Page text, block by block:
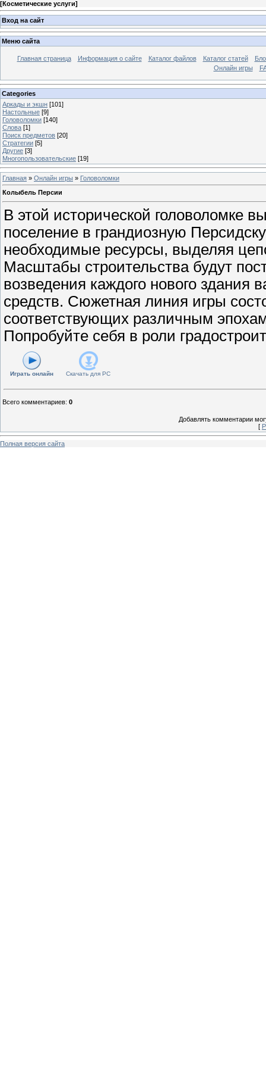
[Косметические услуги]
Вход на сайт
Меню сайта
Главная страница Информация о сайте Каталог файлов Каталог статей
Онлайн игры
Categories
Аркады и экшн [101]
Настольные [9]
Головоломки [140]
Слова [1]
Поиск предметов [20]
Стратегии [5]
Другие [3]
Многопользовательские [19]
Главная » Онлайн игры » Головоломки
Колыбель Персии
В этой исторической головоломке
поселение в грандиозную
необходимые ресурсы, выделяя
Масштабы строительства будут
возведения каждого нового здания
средств. Сюжетная линия игры
соответствующих различным
Попробуйте себя в роли
Играть онлайн Скачать для PC
Всего комментариев: 0
Добавлять комментарии
[
Полная версия сайта